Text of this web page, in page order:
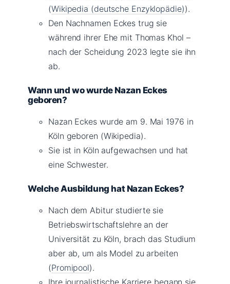
(Wikipedia (deutsche Enzyklopädie)).
Den Nachnamen Eckes trug sie
während ihrer Ehe mit Thomas Khol –
nach der Scheidung 2023 legte sie ihn
ab.
Wann und wo wurde Nazan Eckes
geboren?
Nazan Eckes wurde am 9. Mai 1976 in
Köln geboren (Wikipedia).
Sie ist in Köln aufgewachsen und hat
eine Schwester.
Welche Ausbildung hat Nazan Eckes?
Nach dem Abitur studierte sie
Betriebswirtschaftslehre an der
Universität zu Köln, brach das Studium
aber ab, um als Model zu arbeiten
(Promipool).
Ihre journalistische Karriere begann sie